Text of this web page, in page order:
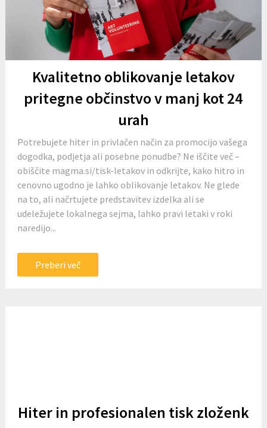
Kvalitetno oblikovanje letakov
pritegne občinstvo v manj kot 24
urah
Potrebujete hiter in privlačen način za promocijo vašega
dogodka, podjetja ali posebne ponudbe? Ne iščite več –
obiščite magma.si/tisk-letakov in odkrijte, kako hitro in
cenovno ugodno je lahko oblikovanje letakov. Ne glede
na to, ali načrtujete predstavitev izdelka ali se
udeležujete lokalnega sejma, lahko pravi letaki v roki
naredijo...
Preberi več
Hiter in profesionalen tisk zloženk